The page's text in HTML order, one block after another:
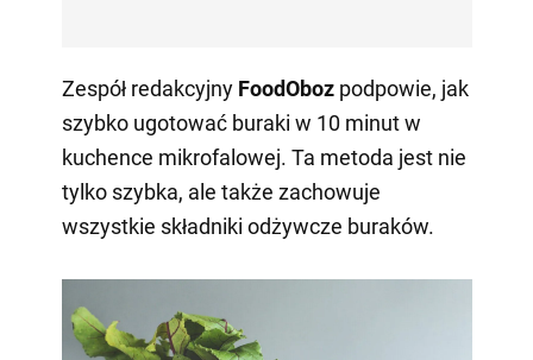
Zespół redakcyjny FoodOboz podpowie, jak
szybko ugotować buraki w 10 minut w
kuchence mikrofalowej. Ta metoda jest nie
tylko szybka, ale także zachowuje
wszystkie składniki odżywcze buraków.